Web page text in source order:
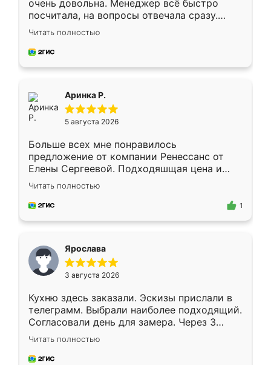
очень довольна. Менеджер всё быстро
посчитала, на вопросы отвечала сразу.
Замерщик приехал в субботу, подошёл к
делу со всей ответственностью. Собрали
за день, ребята работали аккуратно, даже
Читать полностью
Аринка Р.
5 августа 2026
Больше всех мне понравилось
предложение от компании Ренессанс от
Елены Сергеевой. Подходяшщая цена и
короткие сроки изготовления. Приехавший
для замера сотрудник Владислав
предложил по моему эскизу самый
Читать полностью
1
Ярослава
3 августа 2026
Кухню здесь заказали. Эскизы прислали в
телеграмм. Выбрали наиболее подходящий.
Согласовали день для замера. Через 3
недели кухня была уже готова. Остались
довольны работой. Спасибо Ренессанс
мебель за качественную работу!
Читать полностью